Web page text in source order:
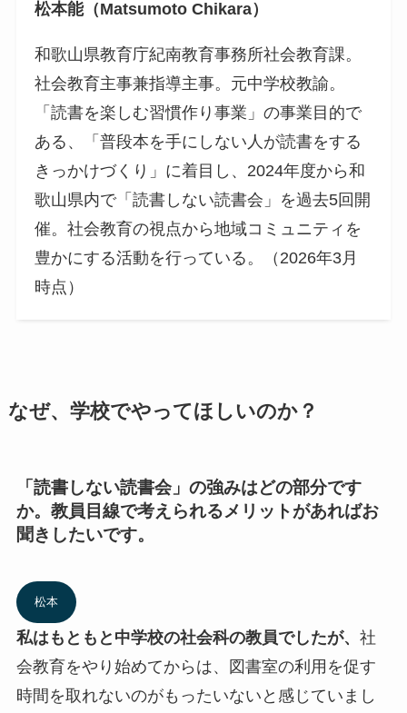
松本能（Matsumoto Chikara）
和歌山県教育庁紀南教育事務所社会教育課。
社会教育主事兼指導主事。元中学校教諭。
「読書を楽しむ習慣作り事業」の事業目的で
ある、「普段本を手にしない人が読書をする
きっかけづくり」に着目し、2024年度から和
歌山県内で「読書しない読書会」を過去5回開
催。社会教育の視点から地域コミュニティを
豊かにする活動を行っている。（2026年3月
時点）
なぜ、学校でやってほしいのか？
「読書しない読書会」の強みはどの部分です
か。教員目線で考えられるメリットがあればお
聞きしたいです。
松本
私はもともと中学校の社会科の教員でしたが、 社
会教育をやり始めてからは、図書室の利用を促す
時間を取れないのがもったいないと感じていまし